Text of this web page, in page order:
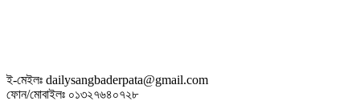
ই-মেইলঃ dailysangbaderpata@gmail.com
ফোন/মোবাইলঃ ০১৩২৭৬৪০৭২৮